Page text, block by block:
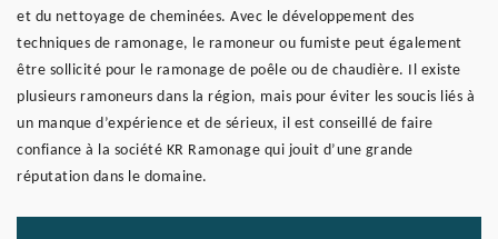
et du nettoyage de cheminées. Avec le développement des
techniques de ramonage, le ramoneur ou fumiste peut également
être sollicité pour le ramonage de poêle ou de chaudière. Il existe
plusieurs ramoneurs dans la région, mais pour éviter les soucis liés à
un manque d’expérience et de sérieux, il est conseillé de faire
confiance à la société KR Ramonage qui jouit d’une grande
réputation dans le domaine.